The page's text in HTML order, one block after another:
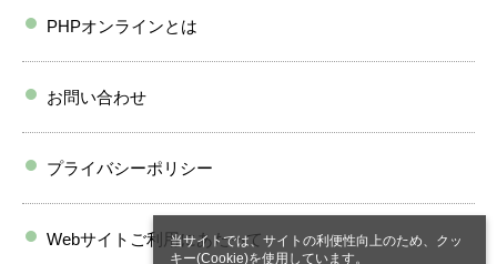
当サイトでは、サイトの利便性向上のため、クッ
キー(Cookie)を使用しています。
PHPオンラインとは
お問い合わせ
プライバシーポリシー
Webサイトご利用にあたって